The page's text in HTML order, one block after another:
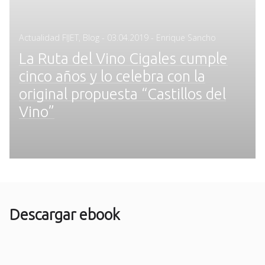
Actualidad FIJET Blog - Posted
03.04.2019 - Enrique Sancho
La Ruta del Vino Cigales cumple
cinco años y lo celebra con la
original propuesta “Castillos del
Vino”
Descargar ebook